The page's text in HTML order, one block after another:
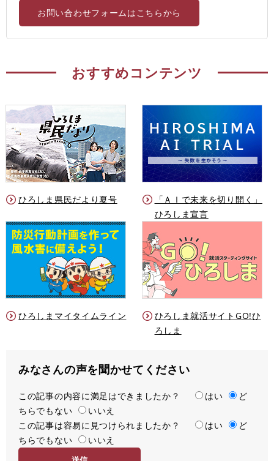
お問い合わせフォームはこちらから
おすすめコンテンツ
ひろしま県民だより夏号
「ＡＩで未来を切り開く」
ひろしま宣言
ひろしまマイタイムライン
ひろしま就活サイトGO!ひ
ろしま
みなさんの声を聞かせてください
満
足
度
この記事の内容に満足はできましたか？ はい
ど
ちらでもない
いいえ
容
易
この記事は容易に見つけられましたか？ はい
ど
ちらでもない
いいえ